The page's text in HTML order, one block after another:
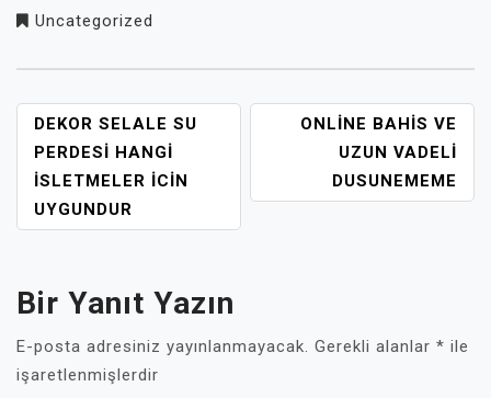
Uncategorized
YAZI
GEZINMESI
DEKOR SELALE SU
PERDESI HANGI
İSLETMELER İCIN
UYGUNDUR
ONLINE BAHIS VE
UZUN VADELI
DUSUNEMEME
Bir Yanıt Yazın
E-posta adresiniz yayınlanmayacak. Gerekli alanlar * ile
işaretlenmişlerdir